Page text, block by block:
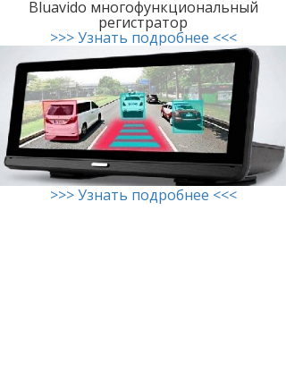
Bluavido многофункциональный
регистратор
>>> Узнать подробнее <<<
>>> Узнать подробнее <<<